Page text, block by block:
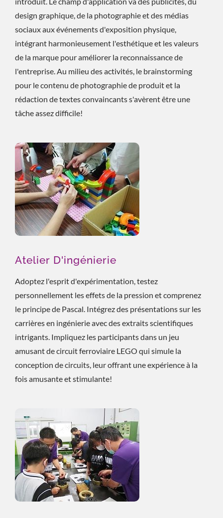
design graphique, de la photographie et des médias
sociaux aux événements d'exposition physique,
intégrant harmonieusement l'esthétique et les valeurs
de la marque pour améliorer la reconnaissance de
l'entreprise. Au milieu des activités, le brainstorming
pour le contenu de photographie de produit et la
rédaction de textes convaincants s'avèrent être une
tâche assez difficile!
Atelier D'ingénierie
Adoptez l'esprit d'expérimentation, testez
personnellement les effets de la pression et comprenez
le principe de Pascal. Intégrez des présentations sur les
carrières en ingénierie avec des extraits scientifiques
intrigants. Impliquez les participants dans un jeu
amusant de circuit ferroviaire LEGO qui simule la
conception de circuits, leur offrant une expérience à la
fois amusante et stimulante!